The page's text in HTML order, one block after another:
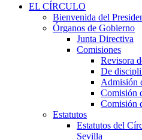
EL CÍRCULO
Bienvenida del
Órganos de Gobierno
Junta Directiva
Comisiones
Revisora
De
Admisión
Comisión
Comisión
Estatutos
Estatutos del
Sevilla